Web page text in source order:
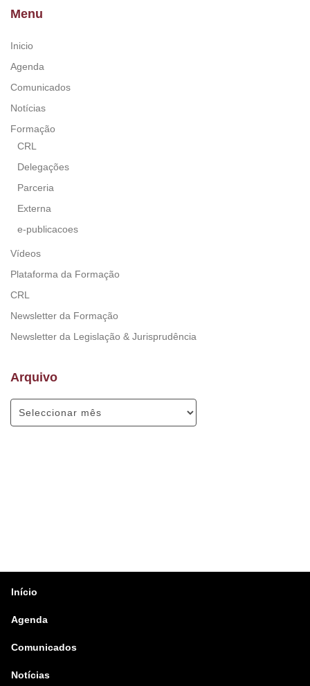
Menu
Inicio
Agenda
Comunicados
Notícias
Formação
CRL
Delegações
Parceria
Externa
e-publicacoes
Vídeos
Plataforma da Formação
CRL
Newsletter da Formação
Newsletter da Legislação & Jurisprudência
Arquivo
Início
Agenda
Comunicados
Notícias